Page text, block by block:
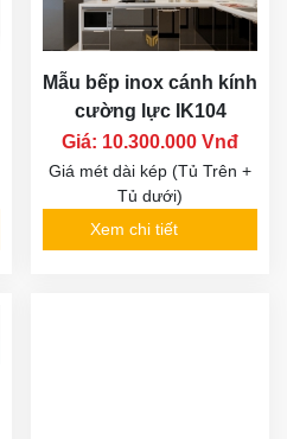
Mẫu bếp inox cánh kính
cường lực IK104
Giá: 10.300.000 Vnđ
Giá mét dài kép (Tủ Trên +
Tủ dưới)
Xem chi tiết